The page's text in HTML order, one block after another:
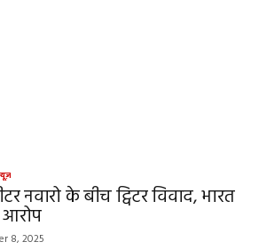
नवारो के बीच ट्विटर विवाद, भारत
8, 2025